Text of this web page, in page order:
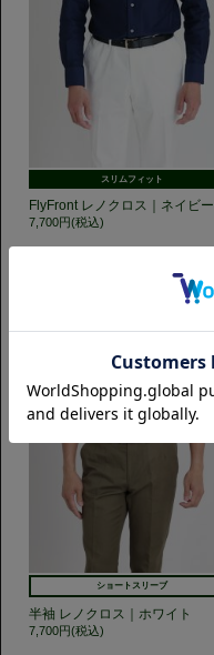
スリムフィット
FlyFront レノクロス｜ネイビー
7,700円(税込)
ショートスリーブ
半袖 レノクロス｜ホワイト
7,700円(税込)